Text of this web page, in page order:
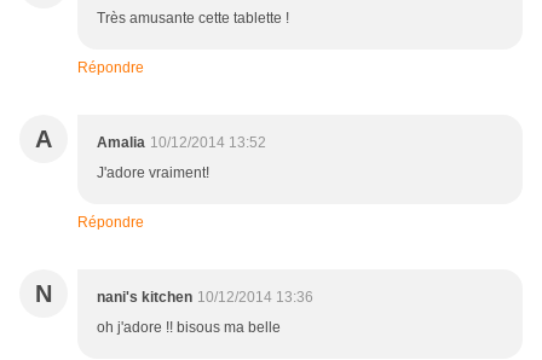
Très amusante cette tablette !
Répondre
A Amalia 10/12/2014 13:52
J'adore vraiment!
Répondre
N nani's kitchen 10/12/2014 13:36
oh j'adore !! bisous ma belle